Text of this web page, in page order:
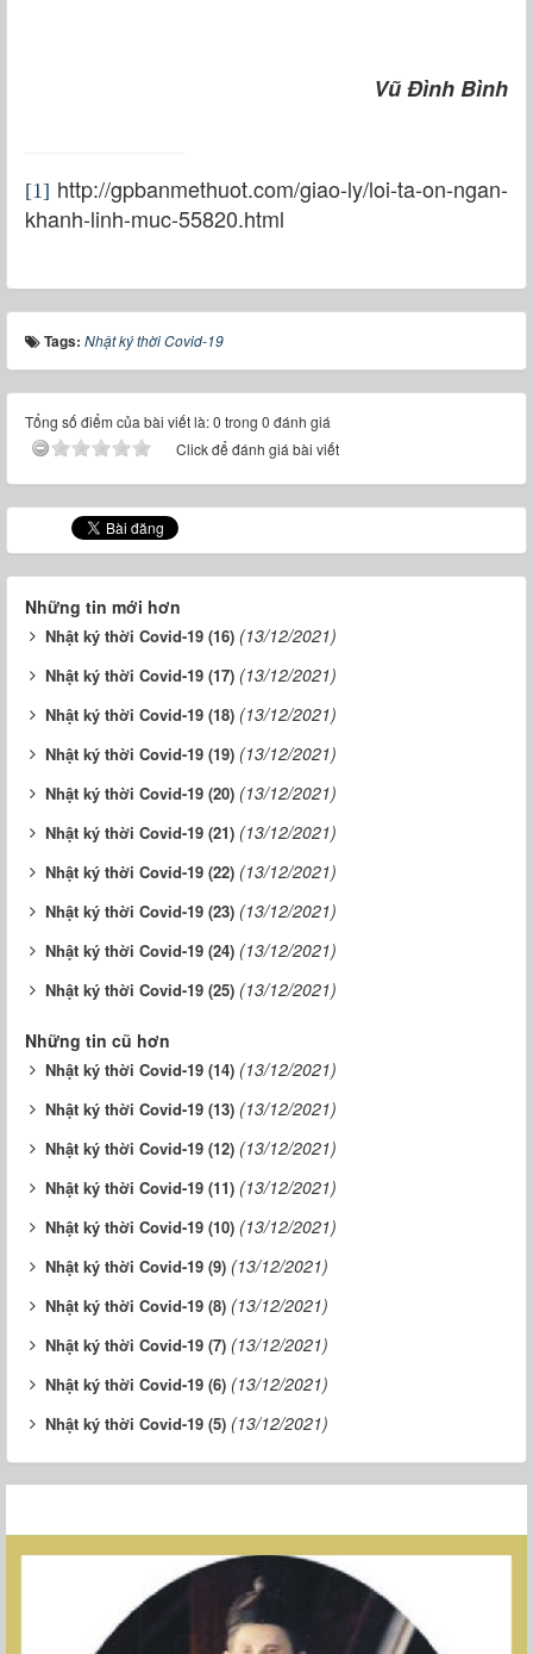
Vũ Đình Bình
[1] http://gpbanmethuot.com/giao-ly/loi-ta-on-ngan-
khanh-linh-muc-55820.html
Tags: Nhật ký thời Covid-19
Tổng số điểm của bài viết là: 0 trong 0 đánh giá
Click để đánh giá bài viết
Những tin mới hơn
Nhật ký thời Covid-19 (16) (13/12/2021)
Nhật ký thời Covid-19 (17) (13/12/2021)
Nhật ký thời Covid-19 (18) (13/12/2021)
Nhật ký thời Covid-19 (19) (13/12/2021)
Nhật ký thời Covid-19 (20) (13/12/2021)
Nhật ký thời Covid-19 (21) (13/12/2021)
Nhật ký thời Covid-19 (22) (13/12/2021)
Nhật ký thời Covid-19 (23) (13/12/2021)
Nhật ký thời Covid-19 (24) (13/12/2021)
Nhật ký thời Covid-19 (25) (13/12/2021)
Những tin cũ hơn
Nhật ký thời Covid-19 (14) (13/12/2021)
Nhật ký thời Covid-19 (13) (13/12/2021)
Nhật ký thời Covid-19 (12) (13/12/2021)
Nhật ký thời Covid-19 (11) (13/12/2021)
Nhật ký thời Covid-19 (10) (13/12/2021)
Nhật ký thời Covid-19 (9) (13/12/2021)
Nhật ký thời Covid-19 (8) (13/12/2021)
Nhật ký thời Covid-19 (7) (13/12/2021)
Nhật ký thời Covid-19 (6) (13/12/2021)
Nhật ký thời Covid-19 (5) (13/12/2021)